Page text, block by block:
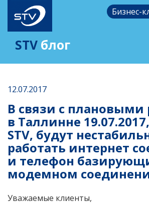
Бизнес-
STV блог
12.07.2017
В связи с плановыми
в Таллинне
STV, будут
работать интернет
и телефон
модемном
Уважаемые клиенты,